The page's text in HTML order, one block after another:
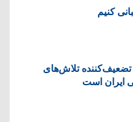
کنیم
تضعیف‌کننده تلاش‌های
ایران است